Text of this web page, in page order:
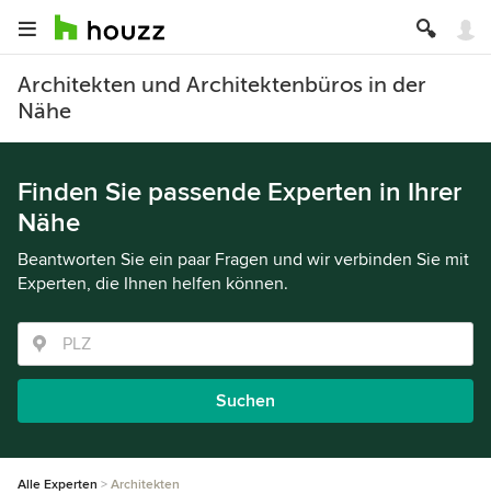
Architekten und Architektenbüros in der
Nähe
Finden Sie passende Experten in Ihrer
Nähe
Beantworten Sie ein paar Fragen und wir verbinden Sie mit
Experten, die Ihnen helfen können.
Suchen
Alle Experten Architekten